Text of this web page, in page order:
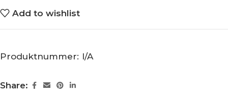
Add to wishlist
Produktnummer: I/A
Share: